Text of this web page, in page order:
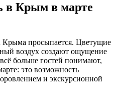
в Крым в марте
Крыма просыпается. Цветущие
воздух создают ощущение
больше гостей понимают,
это возможность
и экскурсионной